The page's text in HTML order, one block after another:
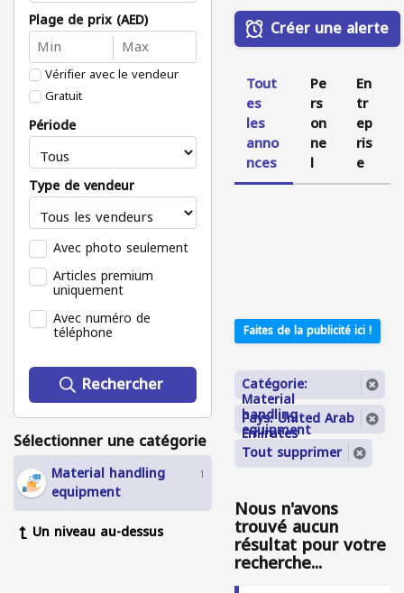
Plage de prix (AED)
Vérifier avec le vendeur
Gratuit
Période
Type de vendeur
Avec photo seulement
Articles premium
uniquement
Avec numéro de
téléphone
Rechercher
Sélectionner une catégorie
Material handling
equipment
1
Un niveau au-dessus
Créer une alerte
Tout
es
les
anno
nces
Pe
rs
on
ne
l
En
tr
ep
ris
e
Faites de la publicité ici !
Catégorie:
Material
handling
equipment
Pays: United Arab
Emirates
Tout supprimer
Nous n'avons
trouvé aucun
résultat pour votre
recherche...